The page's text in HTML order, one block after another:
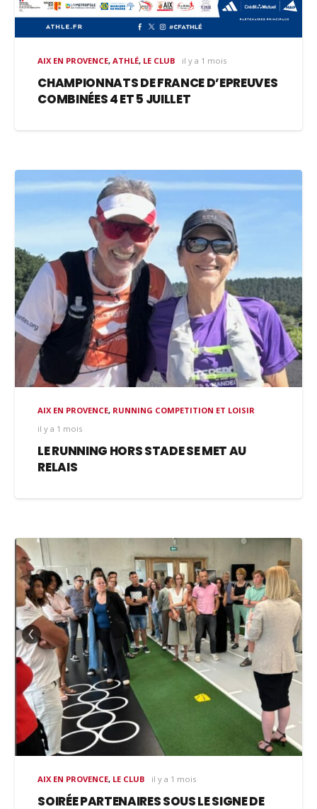
AIX EN PROVENCE,ATHLÉ, LE CLUB il y a 1 mois
CHAMPIONNATS DE FRANCE D’EPREUVES
COMBINÉES 4 ET 5 JUILLET
AIX EN PROVENCE, RUNNING COMPETITION ET LOISIR
il y a 1 mois
LE RUNNING HORS STADE SE MET AU
RELAIS
AIX EN PROVENCE, LE CLUB il y a 1 mois
SOIRÉE PARTENAIRES SOUS LE SIGNE DE